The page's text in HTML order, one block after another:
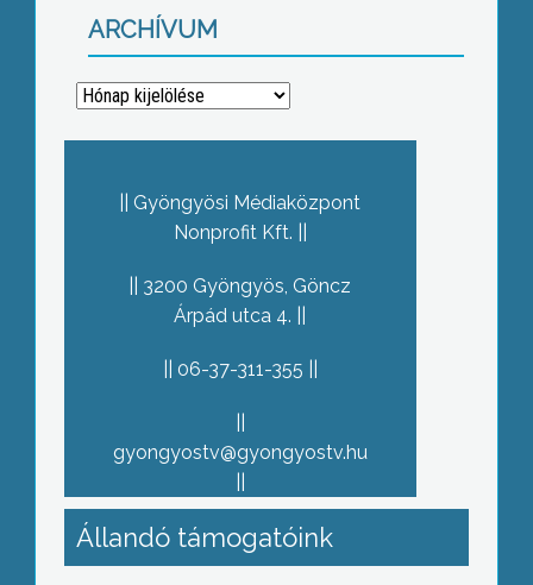
ARCHÍVUM
Archívum
Gyöngyösi Médiaközpont
Nonprofit Kft.
3200 Gyöngyös, Göncz
Árpád utca 4.
06-37-311-355
gyongyostv@gyongyostv.hu
Állandó támogatóink